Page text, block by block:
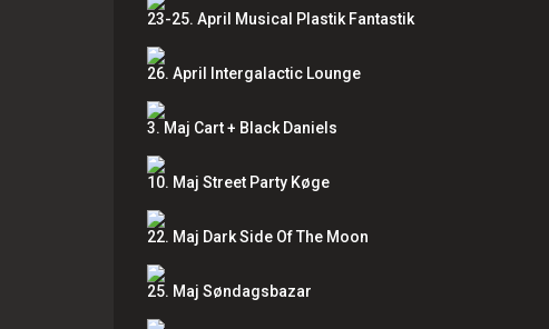
23-25. April Musical Plastik Fantastik
26. April Intergalactic Lounge
3. Maj Cart + Black Daniels
10. Maj Street Party Køge
22. Maj Dark Side Of The Moon
25. Maj Søndagsbazar